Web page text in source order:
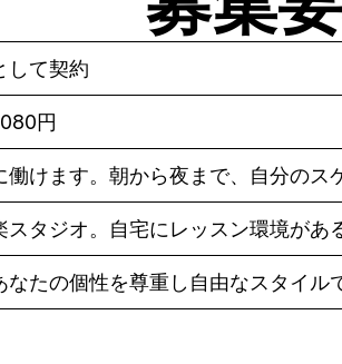
して契約
円
働けます。朝から夜まで、自分のス
スタジオ。自宅にレッスン環境があ
たの個性を尊重し自由なスタイル